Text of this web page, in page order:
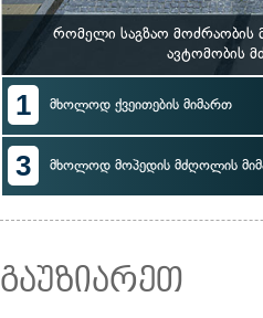
რომელი საგზაო მოძრაობის
ავტომობის
1 მხოლოდ ქვეითების მიმართ
3 მხოლოდ მოპედის მძღოლის
გაუზიარეთ